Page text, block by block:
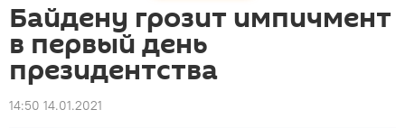
Байдену грозит импичмент
в первый день
президентства
14:50 14.01.2021